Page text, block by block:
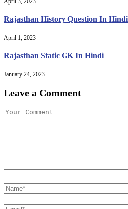
Rajasthan History Question In Hindi
April 1, 2023
Rajasthan Static GK In Hindi
January 24, 2023
Leave a Comment